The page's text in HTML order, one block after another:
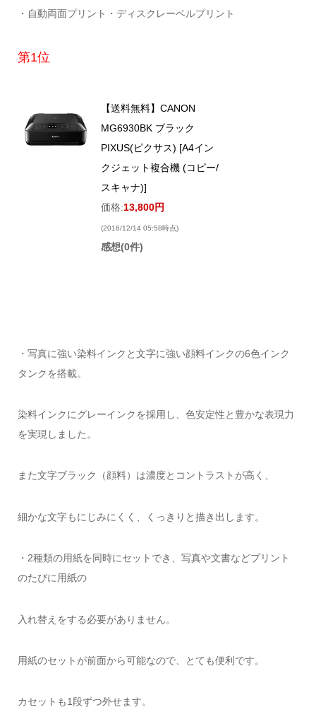
・自動両面プリント・ディスクレーベルプリント
第1位
【送料無料】CANON
MG6930BK ブラック
PIXUS(ピクサス) [A4イン
クジェット複合機 (コピー/
スキャナ)]
価格:13,800円
(2016/12/14 05:58時点)
感想(0件)
・写真に強い染料インクと文字に強い顔料インクの6色インク
タンクを搭載。
染料インクにグレーインクを採用し、色安定性と豊かな表現力
を実現しました。
また文字ブラック（顔料）は濃度とコントラストが高く、
細かな文字もにじみにくく、くっきりと描き出します。
・2種類の用紙を同時にセットでき、写真や文書などプリント
のたびに用紙の
入れ替えをする必要がありません。
用紙のセットが前面から可能なので、とても便利です。
カセットも1段ずつ外せます。